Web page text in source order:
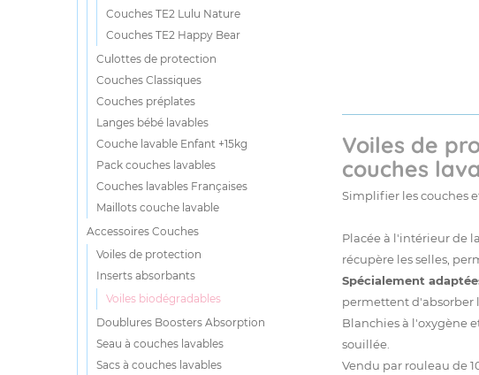
Couches TE2 Lulu Nature
Couches TE2 Happy Bear
Culottes de protection
Couches Classiques
Couches préplates
Langes bébé lavables
Couche lavable Enfant +15kg
Pack couches lavables
Couches lavables Françaises
Maillots couche lavable
Accessoires Couches
Voiles de protection
Inserts absorbants
Voiles biodégradables
Doublures Boosters Absorption
Seau à couches lavables
Sacs à couches lavables
Voiles de
couches
Simplifier les couches
Placée à l'intérieur de
récupère les selles,
Spécialement
permettent d'absorber
Blanchies à l'oxygène
souillée.
Vendu par rouleau de